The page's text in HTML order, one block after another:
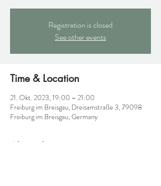
Registration is closed
See other events
Time & Location
21. Okt. 2023, 19:00 – 21:00
Freiburg im Breisgau, Dreisamstraße 3, 79098
Freiburg im Breisgau, Germany
About the event